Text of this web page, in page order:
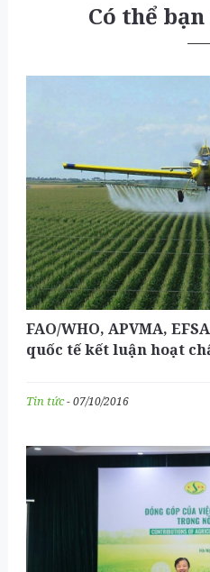
Có thể
FAO/WHO, APVMA,
quốc tế kết luận hoạt
Tin tức- 07/10/2016